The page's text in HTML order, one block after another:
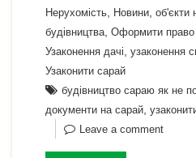
b
o
o
k
a
m
A
p
e
n
g
er
y
Li
n
k
л
и
т
и
с
Нерухомість Новини об'єкти
будівництва Оформити право
Узаконення дачі узаконення
Узаконити сарай
будівництво сараю як не
документи на сарай
Leave a comment